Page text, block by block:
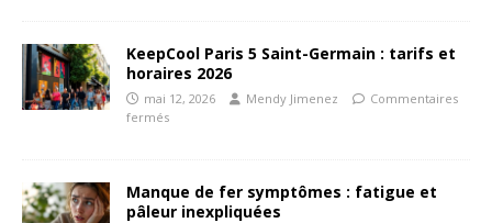
KeepCool Paris 5 Saint-Germain : tarifs et
horaires 2026
mai 12, 2026 Mendy Jimenez
Commentaires
fermés
Manque de fer symptômes : fatigue et
pâleur inexpliquées